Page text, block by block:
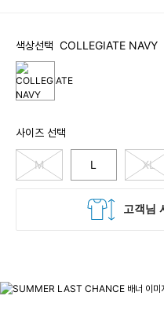
색상선택 COLLEGIATE NAVY
사이즈 선택
M L XL